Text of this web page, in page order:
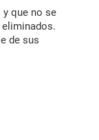
que no se
de sus